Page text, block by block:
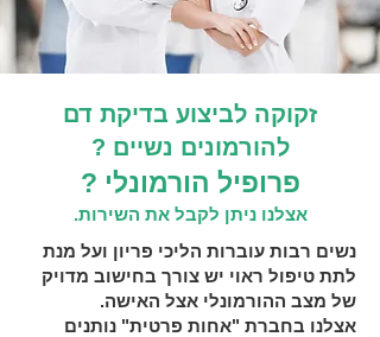
זקוקה לביצוע בדיקת דם
להורמונים נשיים ?
פרופיל הורמונלי ?
אצלנו ניתן לקבל את השירות.
נשים רבות עוברות הליכי פריון ועל מנת
לתת טיפול ראוי יש צורך בחישוב מדויק
של מצב ההורמונלי אצל האישה.
אצלנו בחברת "אחות פרטית" נותנים